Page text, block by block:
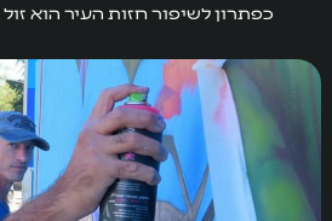
כפתרון לשיפור חזות העיר הוא